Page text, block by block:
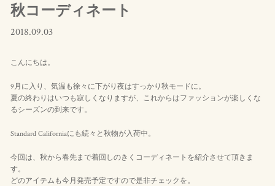
秋コーディネート
2018.09.03
こんにちは。
9月に入り、気温も徐々に下がり夜はすっかり秋モードに。
夏の終わりはいつも寂しくなりますが、これからはファッションが楽しくな
るシーズンの到来です。
Standard Californiaにも続々と秋物が入荷中。
今回は、秋から春先まで着回しのきくコーディネートを紹介させて頂きま
す。
どのアイテムも今月発売予定ですので是非チェックを。